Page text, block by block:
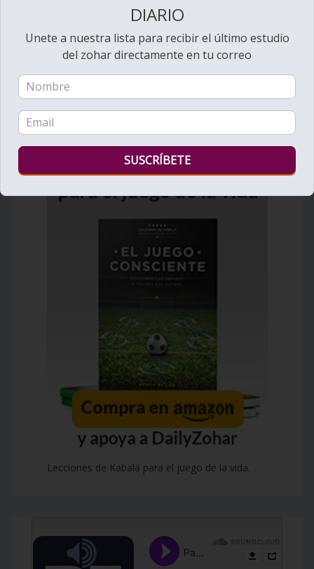
Introducción a la
Estudio del Zohar de
Daniel Schulman
Lecciones de Kabalá para el juego de la vida.
DIARIO
Unete a nuestra lista para recibir el último estudio
del zohar directamente en tu correo